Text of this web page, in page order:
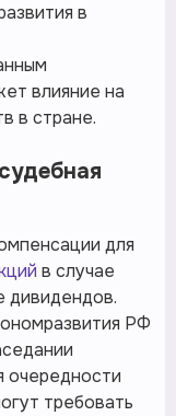
в
влияние на
в стране.
для
в случае
дивидендов.
РФ
очередности
требовать